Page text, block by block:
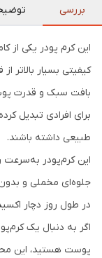
بررسی
این کرم پودر یکی از
کیفیتی بسیار بالاتر
بافت سبک و قدرت
برای افرادی تبدیل
طبیعی داشته باشند.
این کرم‌پودر
جلوه‌ای مخملی و
در طول روز دچار
اگر به دنبال یک
پوست هستید، این